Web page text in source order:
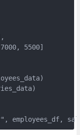
5500]
employees_df,